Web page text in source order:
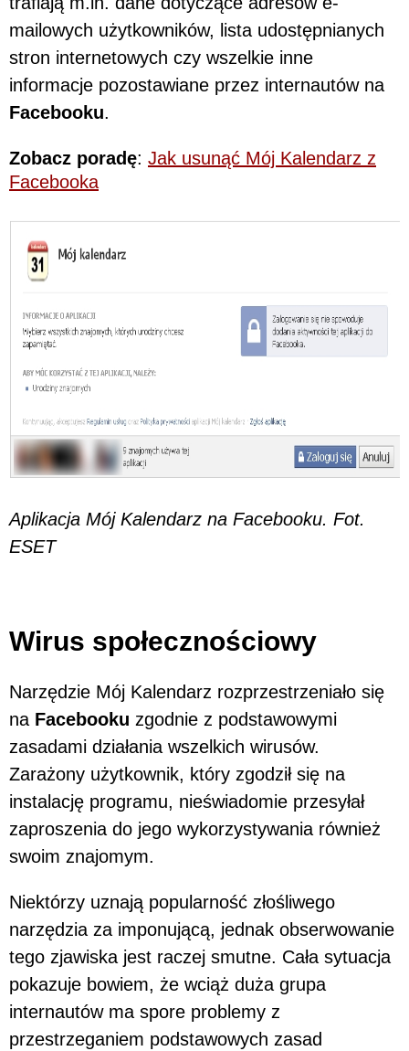
mailowych użytkowników, lista udostępnianych
stron internetowych czy wszelkie inne
informacje pozostawiane przez internautów na
Facebooku.
Zobacz poradę: Jak usunąć Mój Kalendarz z
Facebooka
Aplikacja Mój Kalendarz na Facebooku. Fot.
ESET
Wirus społecznościowy
Narzędzie Mój Kalendarz rozprzestrzeniało się
na Facebooku zgodnie z podstawowymi
zasadami działania wszelkich wirusów.
Zarażony użytkownik, który zgodził się na
instalację programu, nieświadomie przesyłał
zaproszenia do jego wykorzystywania również
swoim znajomym.
Niektórzy uznają popularność złośliwego
narzędzia za imponującą, jednak obserwowanie
tego zjawiska jest raczej smutne. Cała sytuacja
pokazuje bowiem, że wciąż duża grupa
internautów ma spore problemy z
przestrzeganiem podstawowych zasad